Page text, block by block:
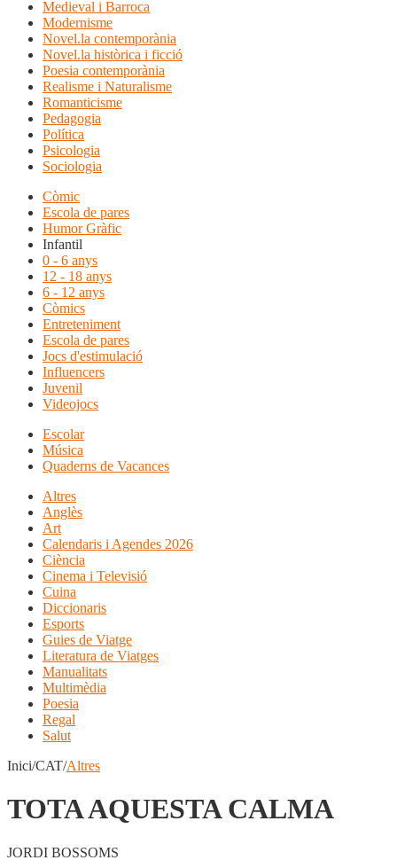
Medieval i Barroca
Modernisme
Novel.la contemporània
Novel.la històrica i ficció
Poesia contemporània
Realisme i Naturalisme
Romanticisme
Pedagogia
Política
Psicologia
Sociologia
Còmic
Escola de pares
Humor Gràfic
Infantil
0 - 6 anys
12 - 18 anys
6 - 12 anys
Còmics
Entreteniment
Escola de pares
Jocs d'estimulació
Influencers
Juvenil
Videojocs
Escolar
Música
Quaderns de Vacances
Altres
Anglès
Art
Calendaris i Agendes 2026
Ciència
Cinema i Televisió
Cuina
Diccionaris
Esports
Guies de Viatge
Literatura de Viatges
Manualitats
Multimèdia
Poesia
Regal
Salut
Inici/CAT/Altres
TOTA AQUESTA CALMA
JORDI BOSSOMS